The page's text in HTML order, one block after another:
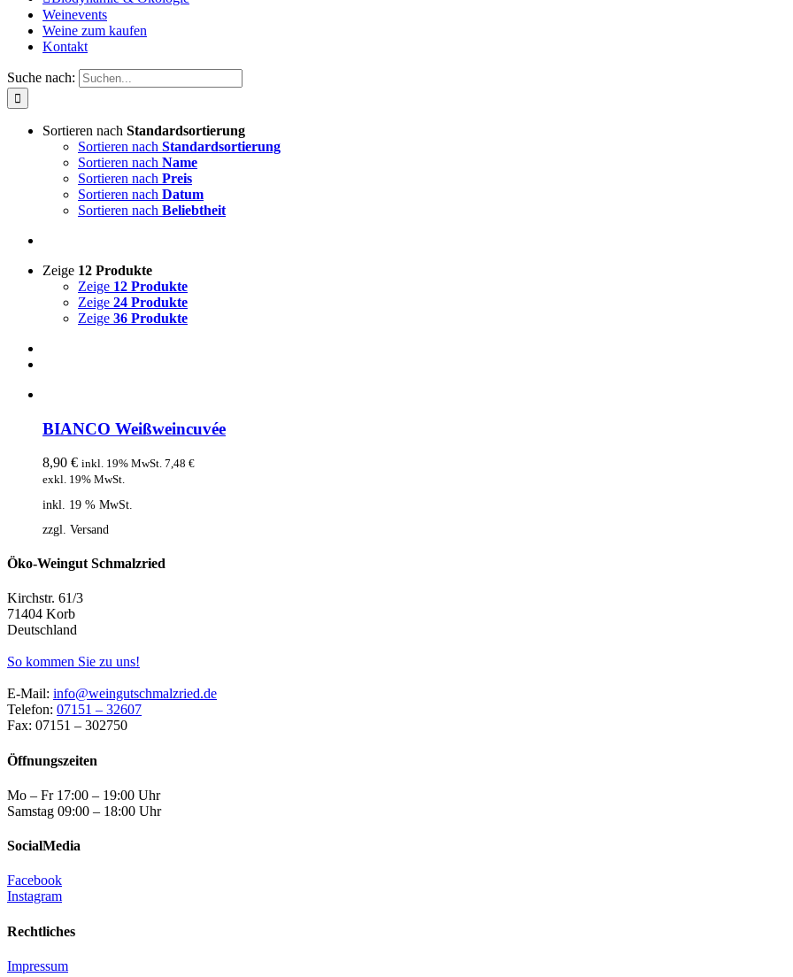
Weinevents
Weine zum kaufen
Kontakt
Suche nach:
Sortieren nach Standardsortierung
Sortieren nach Standardsortierung
Sortieren nach Name
Sortieren nach Preis
Sortieren nach Datum
Sortieren nach Beliebtheit
Zeige 12 Produkte
Zeige 12 Produkte
Zeige 24 Produkte
Zeige 36 Produkte
BIANCO Weißweincuvée
8,90 € inkl. 19% MwSt. 7,48 €
exkl. 19% MwSt.
inkl. 19 % MwSt.
zzgl. Versand
Öko-Weingut Schmalzried
Kirchstr. 61/3
71404 Korb
Deutschland
So kommen Sie zu uns!
E-Mail: info@weingutschmalzried.de
Telefon: 07151 – 32607
Fax: 07151 – 302750
Öffnungszeiten
Mo – Fr 17:00 – 19:00 Uhr
Samstag 09:00 – 18:00 Uhr
SocialMedia
Facebook
Instagram
Rechtliches
Impressum